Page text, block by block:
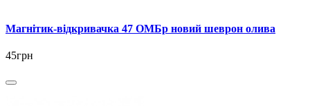
Магнітик-відкривачка 47 ОМБр новий шеврон олива
45грн